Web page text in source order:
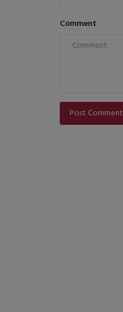
Comment
Post Comment